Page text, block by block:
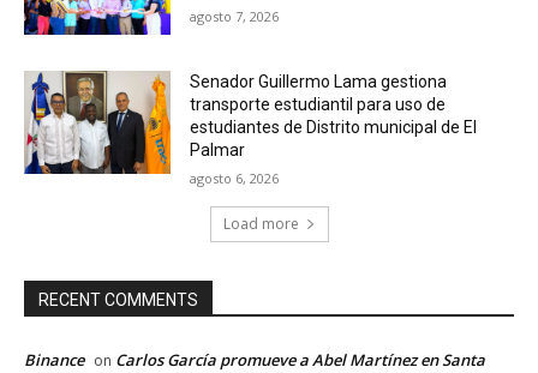
agosto 7, 2026
Senador Guillermo Lama gestiona
transporte estudiantil para uso de
estudiantes de Distrito municipal de El
Palmar
agosto 6, 2026
Load more
RECENT COMMENTS
Binance on Carlos García promueve a Abel Martínez en Santa